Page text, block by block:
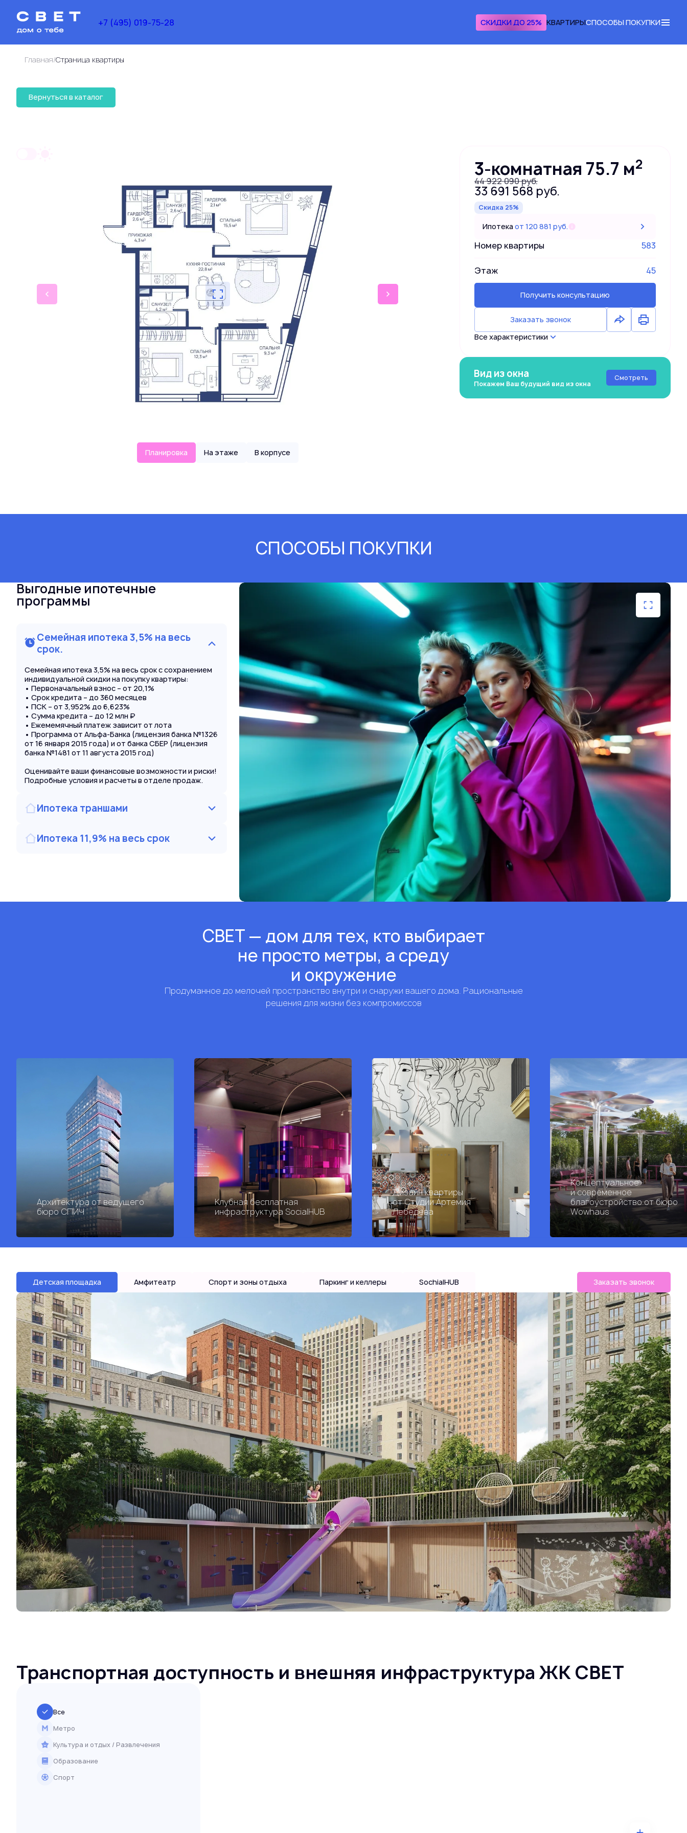
+7 (495) 019-75-28 СКИДКИ ДО 25% КВАРТИРЫСПОСОБЫ ПОКУПКИ
Главная/Cтраница квартиры
Вернуться в каталог
3-комнатная75.7 м
Планировка На этаже В корпусе
3-комнатная 75.7 м2
44 922 090 руб.
33 691 568 руб.
Скидка 25%
Ипотекаот 120 881 руб.
Номер квартиры 583
Этаж 45
Получить консультацию
Заказать звонок
Все характеристики
Вид из окна
Покажем Ваш будущий вид из окна
Смотреть
СПОСОБЫ ПОКУПКИ
Выгодные ипотечные
программы
Семейная ипотека 3,5% на весь
срок.
Семейная ипотека 3,5% на весь срок с сохранением
индивидуальной скидки на покупку квартиры:
• Первоначальный взнос – от 20,1%
• Срок кредита – до 360 месяцев
• ПСК – от 3,952% до 6,623%
• Сумма кредита – до 12 млн ₽
• Ежемемячный платеж зависит от лота
• Программа от Альфа-Банка (лицензия банка №1326
от 16 января 2015 года) и от банка СБЕР (лицензия
банка №1481 от 11 августа 2015 год)
Оценивайте ваши финансовые возможности и риски!
Подробные условия и расчеты в отделе продаж.
Ипотека траншами
Ипотека 11,9% на весь срок
СВЕТ — дом для тех, кто выбирает
не просто метры, а среду
и окружение
Продуманное до мелочей пространство внутри и снаружи вашего дома. Рациональные
решения для жизни без компромиссов
Архитектура от ведущего
бюро СПИЧ
Клубная бесплатная
инфраструктура SocialHUB
Дизайн квартиры
от Студии Артемия
Лебедева
Концептуальное
и современное
благоустройство от бюро
Wowhaus
Детская площадка Амфитеатр Спорт и зоны отдыха Паркинг и келлеры SochialHUB Заказать звонок
Транспортная доступность и внешняя инфраструктура ЖК СВЕТ
Все
Метро
Культура и отдых / Развлечения
Образование
Спорт